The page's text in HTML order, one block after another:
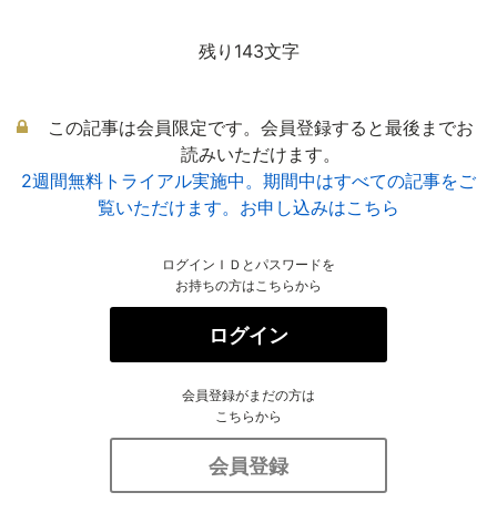
残り143文字
この記事は会員限定です。会員登録すると最後までお
読みいただけます。
2週間無料トライアル実施中。期間中はすべての記事をご
覧いただけます。お申し込みはこちら
ログインＩＤとパスワードを
お持ちの方はこちらから
ログイン
会員登録がまだの方は
こちらから
会員登録